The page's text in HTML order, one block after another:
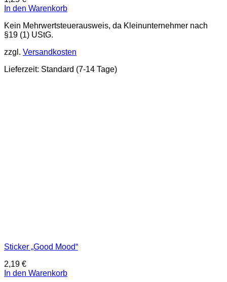
In den Warenkorb
Kein Mehrwertsteuerausweis, da Kleinunternehmer nach
§19 (1) UStG.
zzgl. Versandkosten
Lieferzeit: Standard (7-14 Tage)
Sticker „Good Mood“
2,19 €
In den Warenkorb